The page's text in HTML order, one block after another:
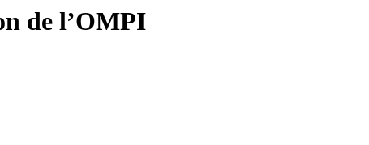
de l’OMPI